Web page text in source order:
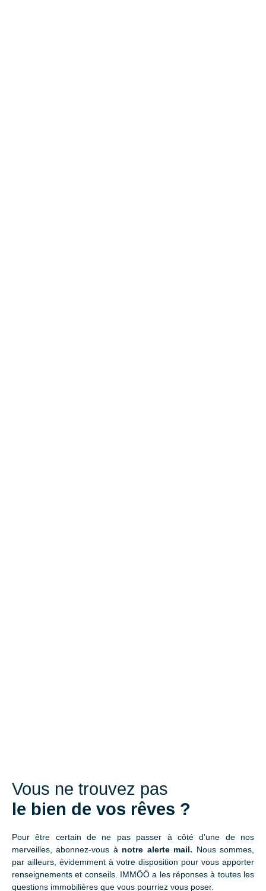
Vous ne trouvez pas
le bien de vos rêves ?
Pour être certain de ne pas passer à côté d'une de nos
merveilles, abonnez-vous à notre alerte mail. Nous sommes,
par ailleurs, évidemment à votre disposition pour vous apporter
renseignements et conseils. IMMÖÖ a les réponses à toutes les
questions immobilières que vous pourriez vous poser.